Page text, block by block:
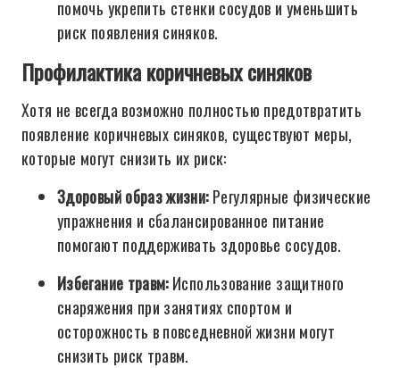
помочь укрепить стенки сосудов и уменьшить
риск появления синяков.
Профилактика коричневых синяков
Хотя не всегда возможно полностью предотвратить
появление коричневых синяков, существуют меры,
которые могут снизить их риск:
Здоровый образ жизни:Регулярные физические
упражнения и сбалансированное питание
помогают поддерживать здоровье сосудов.
Избегание травм:Использование защитного
снаряжения при занятиях спортом и
осторожность в повседневной жизни могут
снизить риск травм.